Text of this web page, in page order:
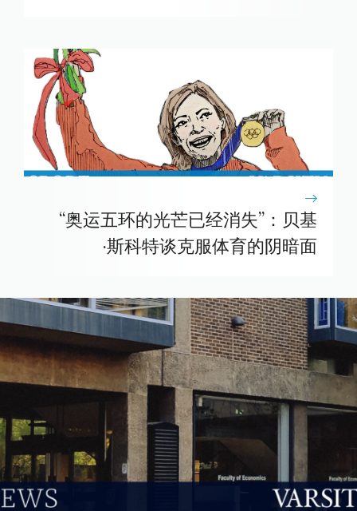
“奥运五环的光芒已经消失”：贝基
·斯科特谈克服体育的阴暗面